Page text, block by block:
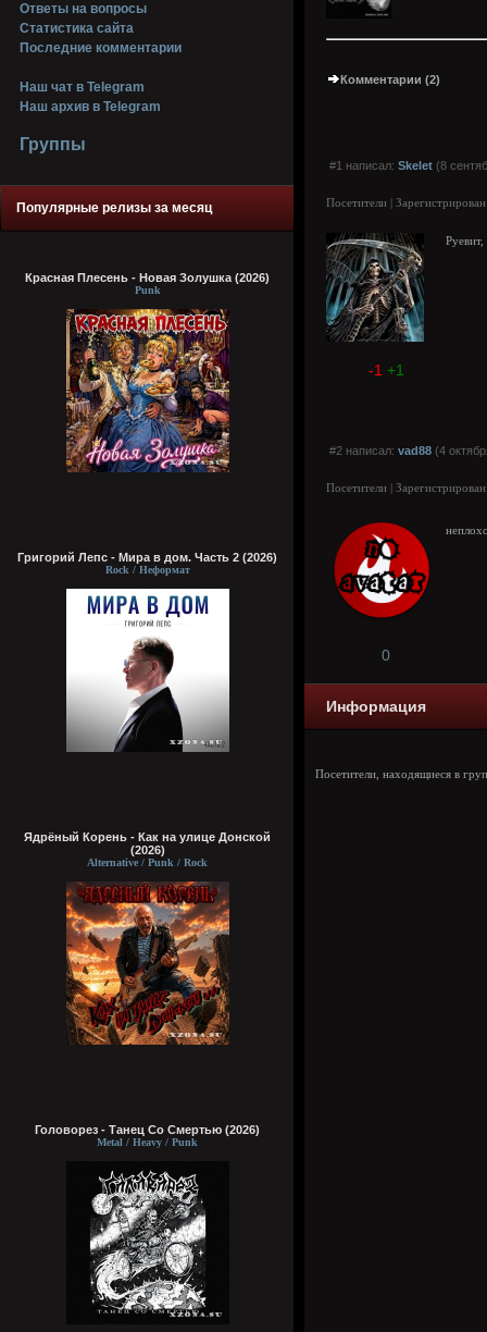
Ответы на вопросы
Статистика сайта
Последние комментарии
Наш чат в Telegram
Наш архив в Telegram
Группы
Популярные релизы за месяц
Красная Плесень - Новая Золушка (2026)
Punk
Григорий Лепс - Мира в дом. Часть 2 (2026)
Rock / Неформат
Ядрёный Корень - Как на улице Донской
(2026)
Alternative / Punk / Rock
Головорез - Tанец Со Смертью (2026)
Metal / Heavy / Punk
Комментарии (2)
#1 написал: Skelet (8
Посетители |
-1 +1
#2 написал: vad88 (4
Посетители |
0
Информация
Посетители, находящиеся в